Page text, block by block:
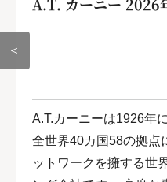
＜
A.T.カーニーは1926年
全世界40カ国58の拠点
ットワークを擁する世